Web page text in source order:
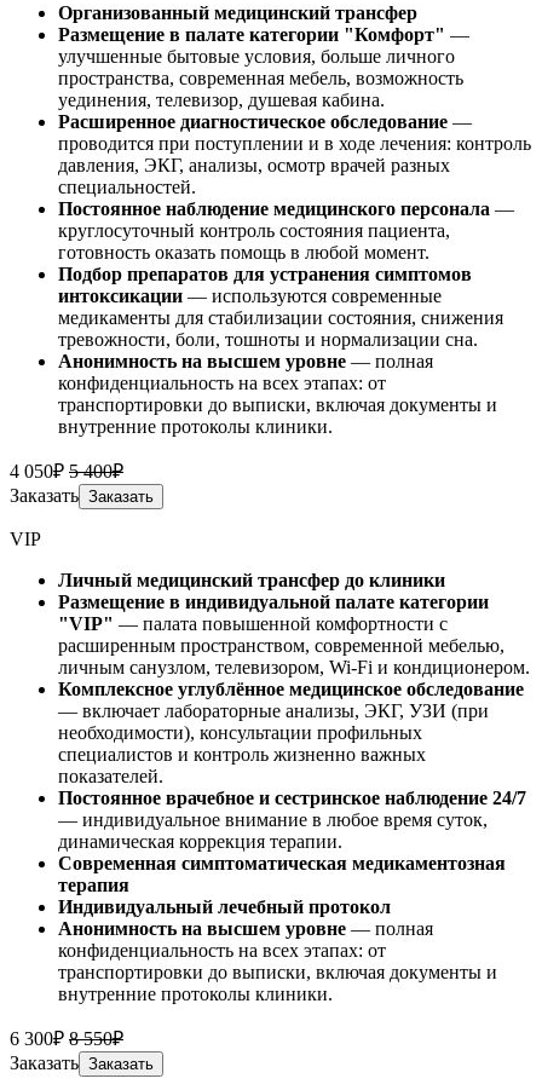
Организованный медицинский трансфер
Размещение в палате категории "Комфорт" —
улучшенные бытовые условия, больше личного
пространства, современная мебель, возможность
уединения, телевизор, душевая кабина.
Расширенное диагностическое обследование —
проводится при поступлении и в ходе лечения: контроль
давления, ЭКГ, анализы, осмотр врачей разных
специальностей.
Постоянное наблюдение медицинского персонала —
круглосуточный контроль состояния пациента,
готовность оказать помощь в любой момент.
Подбор препаратов для устранения симптомов
интоксикации — используются современные
медикаменты для стабилизации состояния, снижения
тревожности, боли, тошноты и нормализации сна.
Анонимность на высшем уровне — полная
конфиденциальность на всех этапах: от
транспортировки до выписки, включая документы и
внутренние протоколы клиники.
4 050₽ 5 400₽
Заказать Заказать
VIP
Личный медицинский трансфер до клиники
Размещение в индивидуальной палате категории
"VIP" — палата повышенной комфортности с
расширенным пространством, современной мебелью,
личным санузлом, телевизором, Wi-Fi и кондиционером.
Комплексное углублённое медицинское обследование
— включает лабораторные анализы, ЭКГ, УЗИ (при
необходимости), консультации профильных
специалистов и контроль жизненно важных
показателей.
Постоянное врачебное и сестринское наблюдение 24/7
— индивидуальное внимание в любое время суток,
динамическая коррекция терапии.
Современная симптоматическая медикаментозная
терапия
Индивидуальный лечебный протокол
Анонимность на высшем уровне — полная
конфиденциальность на всех этапах: от
транспортировки до выписки, включая документы и
внутренние протоколы клиники.
6 300₽ 8 550₽
Заказать Заказать